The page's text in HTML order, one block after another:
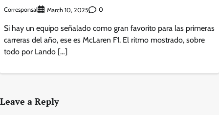
Corresponsal March 10, 2025 0
Si hay un equipo señalado como gran favorito para las primeras
carreras del año, ese es McLaren F1. El ritmo mostrado, sobre
todo por Lando […]
Leave a Reply